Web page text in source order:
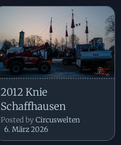
2012 Knie
Schaffhausen
Posted by Circuswelten
6. März 2026